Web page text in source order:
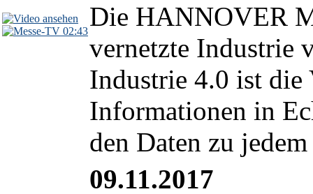
02:43Die HANNOVER
vernetzte Industrie
Industrie 4.0 ist die
Informationen in
den Daten zu
09.11.2017